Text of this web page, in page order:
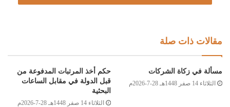
فإن التأمين التجاري بجميع أنواعه مع الأفراد أو الشركات لا يجوز
أن يعرف – وقت العقد – مقدار ما يُعطي، ولا ما يأخذُ، وهذا من
المقامرة المحرمةِ شرعًا، فعن أبي هريرة رضي الله عنه قال: (نَهَى
رَسُولُ اللهِ صلى الله عليه وسلم عَن بَيْعِ الْغَرَرِ) [مسلم:1513]، ولا
يجوز للموظف الاشتراك فيه؛ لأنه من التعاون على الإثم والعدوان،
والله تعالى يقول: ﴿وَتَعَاوَنُوا عَلَى الْبِرِّ وَالتَّقْوَى وَلا تَعَاوَنُوا عَلَى الإِثْمِ
مقالات ذات صلة
مسألة في زكاة الشركات
الثلاثاء 14 صفر 1448هـ 28-7-2026م
حكم أخذ المرتبات المدفوعة من
قبل الدولة في مقابل الساعات
البحثية
الثلاثاء 14 صفر 1448هـ 28-7-2026م